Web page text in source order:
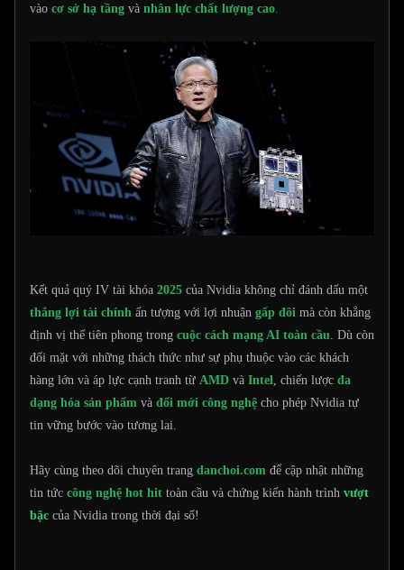
vào cơ sở hạ tầng và nhân lực chất lượng cao
​Kết quả quý IV tài khóa 2025 của Nvidia không chỉ đánh dấu một
thắng lợi tài chính ấn tượng với lợi nhuận gấp đôi mà còn khẳng
định vị thế tiên phong trong cuộc cách mạng AI toàn cầu . Dù còn
đối mặt với những thách thức như sự phụ thuộc vào các khách
hàng lớn và áp lực cạnh tranh từ AMD và Intel , chiến lược đa
dạng hóa sản phẩm và đổi mới công nghệ cho phép Nvidia tự
tin vững bước vào tương lai.
Hãy cùng theo dõi chuyên trang danchoi.com để cập nhật những
tin tức công nghệ hot hit toàn cầu và chứng kiến hành trình vượt
bậc của Nvidia trong thời đại số!